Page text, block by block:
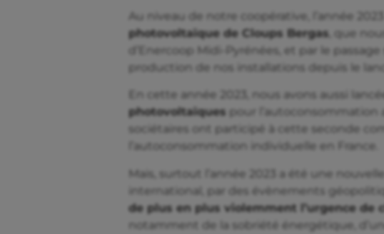
Au niveau de notre coopérative, l’année
photovoltaïque de Cloups Bergas , que
d’Enercoop Midi-Pyrénées, et par le
production de nos installations depuis le
En cette année 2023, nous avons aussi
photovoltaïques pour l’autoconsommation
sociétaires ont participé à cette seconde
l’autoconsommation individuelle en France.
Mais, surtout l’année 2023 a été une
international, par des évènements
de plus en plus violemment l’urgence de
notamment de la sobriété énergétique,